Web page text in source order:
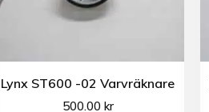
Lynx ST600 -02 Varvräknare
500.00 kr